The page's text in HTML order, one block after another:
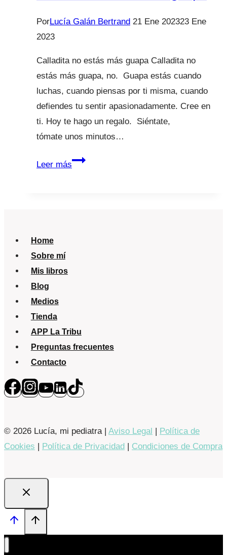
PorLucía Galán Bertrand 21 Ene 202323 Ene
2023
Calladita no estás más guapa Calladita no
estás más guapa, no. Guapa estás cuando
luchas, cuando piensas por ti misma, cuando
defiendes tu sentir apasionadamente. Cree en
ti. Hoy te hago un regalo. Siéntate,
tómate unos minutos…
Leer másCalladita
Home
Sobre mí
Mis libros
Blog
Medios
Tienda
APP La Tribu
Preguntas frecuentes
Contacto
© 2026 Lucía, mi pediatra | Aviso Legal | Política de
Cookies | Política de Privacidad | Condiciones de Compra